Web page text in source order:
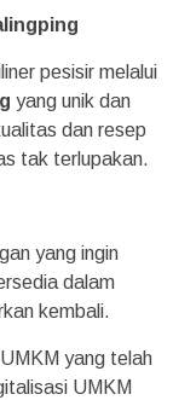
pesisir melalui
yang unik dan
dan resep
tak terlupakan.
yang ingin
dalam
kembali.
yang telah
UMKM